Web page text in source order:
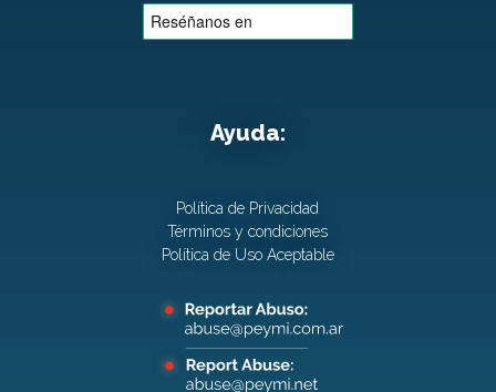
Ayuda:
Política de Privacidad
Términos y condiciones
Política de Uso Aceptable